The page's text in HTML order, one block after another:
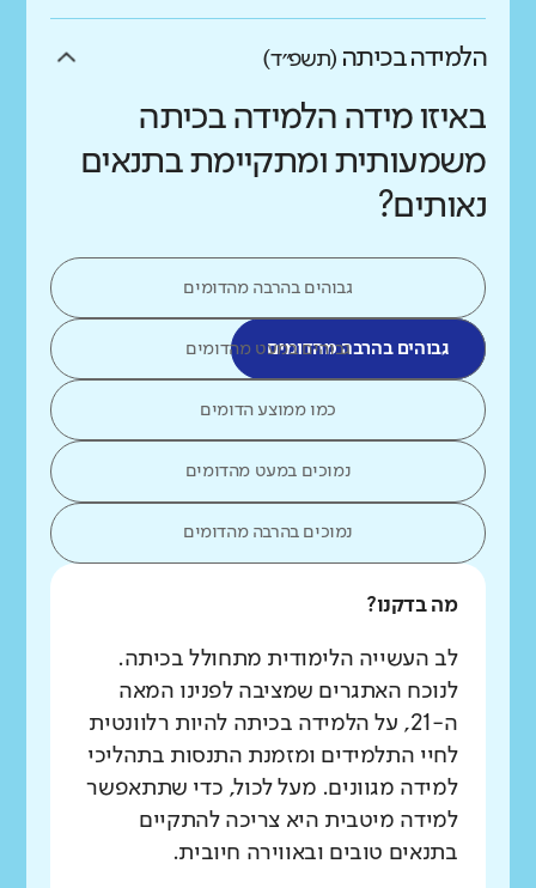
הלמידה בכיתה (תשפ״ד)
באיזו מידה הלמידה בכיתה
משמעותית ומתקיימת בתנאים
נאותים?
גבוהים בהרבה מהדומים
גבוהים בהרבה מהדומיםגבוהים במעט מהדומים
כמו ממוצע הדומים
נמוכים במעט מהדומים
נמוכים בהרבה מהדומים
מה בדקנו?
לב העשייה הלימודית מתחולל בכיתה.
לנוכח האתגרים שמציבה לפנינו המאה
ה-21, על הלמידה בכיתה להיות רלוונטית
לחיי התלמידים ומזמנת התנסות בתהליכי
למידה מגוונים. מעל לכול, כדי שתתאפשר
למידה מיטבית היא צריכה להתקיים
בתנאים טובים ובאווירה חיובית.